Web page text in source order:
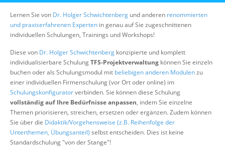
Wissen
Über uns
Suche
Lernen Sie von Dr. Holger Schwichtenberg und anderen renommierten
und praxiserfahrenen Experten in genau auf Sie zugeschnittenen
individuellen Schulungen, Trainings und Workshops!
Diese von Dr. Holger Schwichtenberg konzipierte und komplett
individualisierbare SchulungTFS-Projektverwaltung können Sie einzeln
buchen oder als Schulungsmodul mit beliebigen anderen Modulenzu
einer individuellen Firmenschulung (vor Ort oder online) im
Schulungskonfiguratorverbinden. Sie können diese Schulung
vollständig auf Ihre Bedürfnisse anpassen, indem Sie einzelne
Themen priorisieren, streichen, ersetzen oder ergänzen. Zudem können
Sie über die Didaktik/Vorgehensweise (z.B. Reihenfolge der
Unterthemen, Übungsanteil) selbst entscheiden. Dies ist keine
Standardschulung "von der Stange"!